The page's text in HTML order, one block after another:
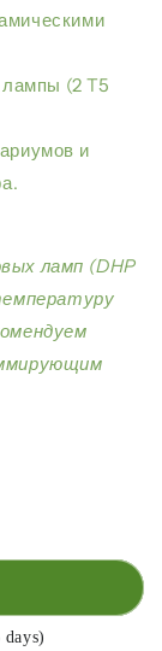
(2 T5
и
ламп (DHP